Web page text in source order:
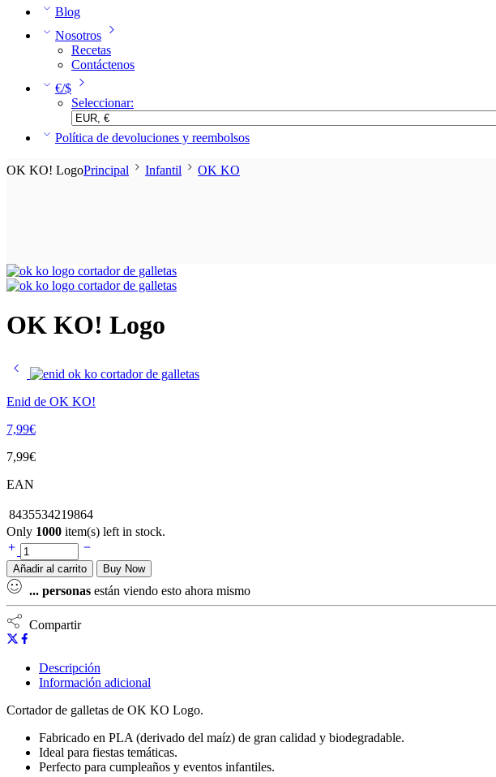
Blog
Nosotros
Recetas
Contáctenos
€/$
Seleccionar:
Política de devoluciones y reembolsos
OK KO! LogoPrincipal Infantil OK KO
OK KO! Logo
Enid de OK KO!
7,99€
7,99€
EAN
8435534219864
Only 1000 item(s) left in stock.
Añadir al carrito Buy Now
... personas están viendo esto ahora mismo
Compartir
Descripción
Información adicional
Cortador de galletas de OK KO Logo.
Fabricado en PLA (derivado del maíz) de gran calidad y biodegradable.
Ideal para fiestas temáticas.
Perfecto para cumpleaños y eventos infantiles.